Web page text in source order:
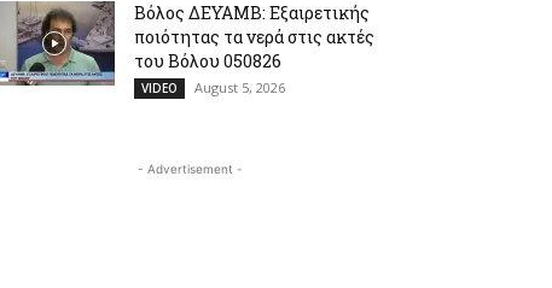
Βόλος ΔΕΥΑΜΒ: Εξαιρετικής
ποιότητας τα νερά στις ακτές
του Βόλου 050826
VIDEO August 5, 2026
- Advertisement -